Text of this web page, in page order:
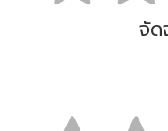
จัด